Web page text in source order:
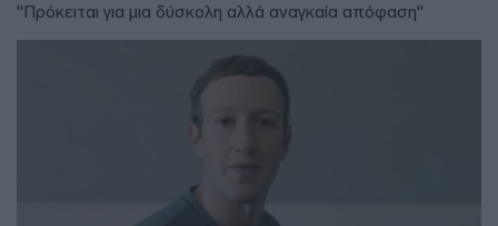
"Πρόκειται για μια δύσκολη αλλά αναγκαία απόφαση"